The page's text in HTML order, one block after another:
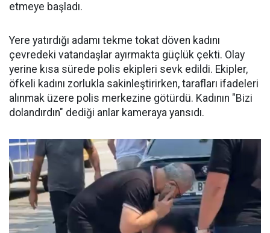
etmeye başladı.
Yere yatırdığı adamı tekme tokat döven kadını
çevredeki vatandaşlar ayırmakta güçlük çekti. Olay
yerine kısa sürede polis ekipleri sevk edildi. Ekipler,
öfkeli kadını zorlukla sakinleştirirken, tarafları ifadeleri
alınmak üzere polis merkezine götürdü. Kadının "Bizi
dolandırdın" dediği anlar kameraya yansıdı.